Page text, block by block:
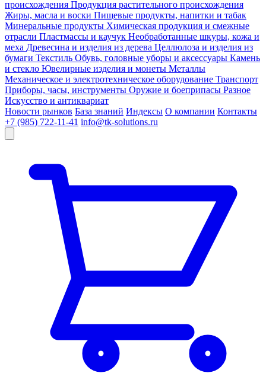
происхождения Продукция растительного происхождения
Жиры, масла и воски Пищевые продукты, напитки и табак
Минеральные продукты Химическая продукция и смежные
отрасли Пластмассы и каучук Необработанные шкуры, кожа и
меха Древесина и изделия из дерева Целлюлоза и изделия из
бумаги Текстиль Обувь, головные уборы и аксессуары Камень
и стекло Ювелирные изделия и монеты Металлы
Механическое и электротехническое оборудование Транспорт
Приборы, часы, инструменты Оружие и боеприпасы Разное
Искусство и антиквариат
Новости рынков База знаний Индексы О компании Контакты
+7 (985) 722-11-41 info@tk-solutions.ru